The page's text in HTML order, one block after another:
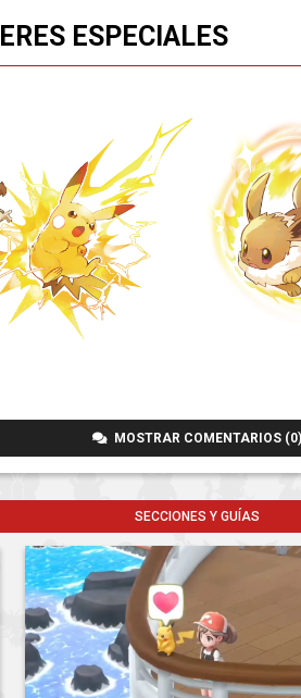
ESPECIALES
MOSTRAR COMENTARIOS (0)
SECCIONES Y GUÍAS